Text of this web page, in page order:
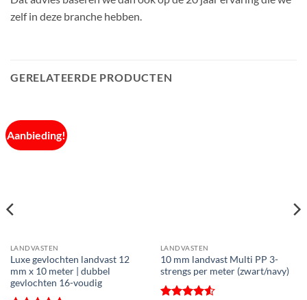
zelf in deze branche hebben.
GERELATEERDE PRODUCTEN
Aanbieding!
LANDVASTEN
Luxe gevlochten landvast 12
mm x 10 meter | dubbel
gevlochten 16-voudig
LANDVASTEN
10 mm landvast Multi PP 3-
strengs per meter (zwart/navy)